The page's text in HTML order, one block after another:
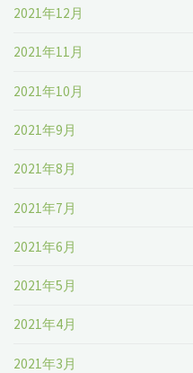
2021年12月
2021年11月
2021年10月
2021年9月
2021年8月
2021年7月
2021年6月
2021年5月
2021年4月
2021年3月